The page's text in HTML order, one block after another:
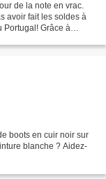
de la note en vrac.
avoir fait les soldes à
Portugal! Grâce à
boots en cuir noir sur
blanche ? Aidez-